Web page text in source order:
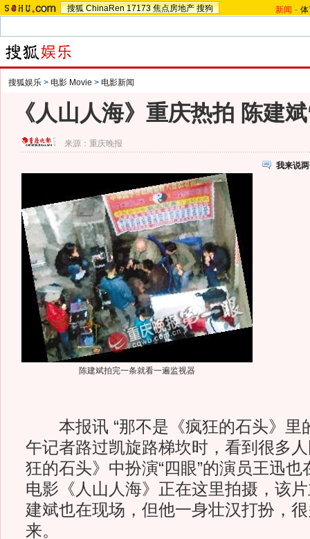
搜狐 ChinaRen 17173 焦点房地产 搜狗 新闻 -
搜狐娱乐 > 电影 Movie > 电影新闻
《人山人海》重庆热拍 陈建
来源： 重庆晚报
我来说
陈建斌拍完一条就看一遍监视器
本报讯 “那不是《疯狂的石头》里的
午记者路过凯旋路梯坎时，看到很多
狂的石头》中扮演“四眼”的演员王迅
电影《人山人海》正在这里拍摄，该
建斌也在现场，但他一身壮汉打扮，
来。